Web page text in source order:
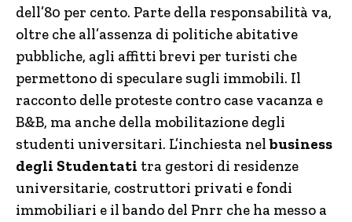
dell’80 per cento. Parte della responsabilità va,
oltre che all’assenza di politiche abitative
pubbliche, agli affitti brevi per turisti che
permettono di speculare sugli immobili. Il
racconto delle proteste contro case vacanza e
B&B, ma anche della mobilitazione degli
studenti universitari. L’inchiesta nelbusiness
degli Studentati tra gestori di residenze
universitarie, costruttori privati e fondi
immobiliari e il bando del Pnrr che ha messo a